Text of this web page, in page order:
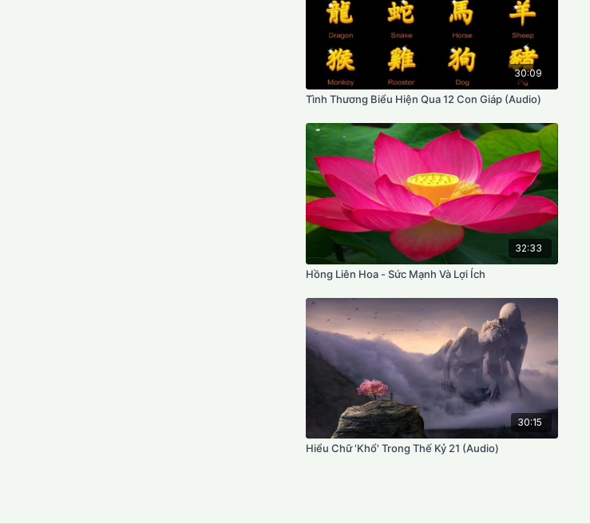
30:09
Tình Thương Biểu Hiện Qua 12 Con Giáp (Audio)
32:33
Hồng Liên Hoa - Sức Mạnh Và Lợi Ích
30:15
Hiểu Chữ 'Khổ' Trong Thế Kỷ 21 (Audio)